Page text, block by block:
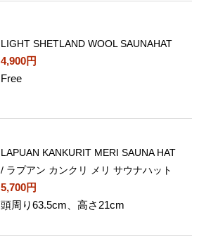
LIGHT SHETLAND WOOL SAUNAHAT
4,900円
Free
LAPUAN KANKURIT MERI SAUNA HAT
/ ラプアン カンクリ メリ サウナハット
5,700円
頭周り63.5cm、高さ21cm